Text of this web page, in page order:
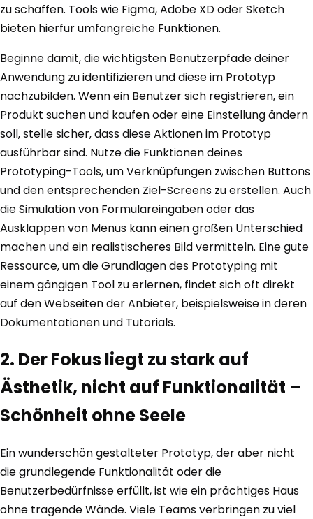
zu schaffen. Tools wie Figma, Adobe XD oder Sketch
bieten hierfür umfangreiche Funktionen.
Beginne damit, die wichtigsten Benutzerpfade deiner
Anwendung zu identifizieren und diese im Prototyp
nachzubilden. Wenn ein Benutzer sich registrieren, ein
Produkt suchen und kaufen oder eine Einstellung ändern
soll, stelle sicher, dass diese Aktionen im Prototyp
ausführbar sind. Nutze die Funktionen deines
Prototyping-Tools, um Verknüpfungen zwischen Buttons
und den entsprechenden Ziel-Screens zu erstellen. Auch
die Simulation von Formulareingaben oder das
Ausklappen von Menüs kann einen großen Unterschied
machen und ein realistischeres Bild vermitteln. Eine gute
Ressource, um die Grundlagen des Prototyping mit
einem gängigen Tool zu erlernen, findet sich oft direkt
auf den Webseiten der Anbieter, beispielsweise in deren
Dokumentationen und Tutorials.
2. Der Fokus liegt zu stark auf
Ästhetik, nicht auf Funktionalität –
Schönheit ohne Seele
Ein wunderschön gestalteter Prototyp, der aber nicht
die grundlegende Funktionalität oder die
Benutzerbedürfnisse erfüllt, ist wie ein prächtiges Haus
ohne tragende Wände. Viele Teams verbringen zu viel